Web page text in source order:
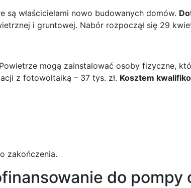
właścicielami nowo budowanych domów.
i gruntowej. Nabór rozpoczął się 29
mogą zainstalować osoby fizyczne,
z fotowoltaiką – 37 tys. zł. Kosztem
zakończenia.
do pompy